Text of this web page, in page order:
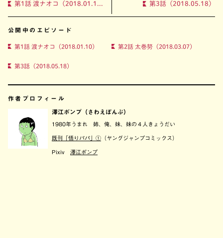
第1話 渡ナオコ（2018.01.10） 第3話（2018.05.18）
公開中のエピソード
第1話 渡ナオコ（2018.01.10） 第2話 太巻努（2018.03.07）
第3話（2018.05.18）
作者プロフィール
澤江ポンプ（さわえぽんぷ）
1980年うまれ 姉、俺、妹、妹の４人きょうだい
既刊「悟りパパ」① （ヤングジャンプコミックス）
Pixiv 澤江ポンプ